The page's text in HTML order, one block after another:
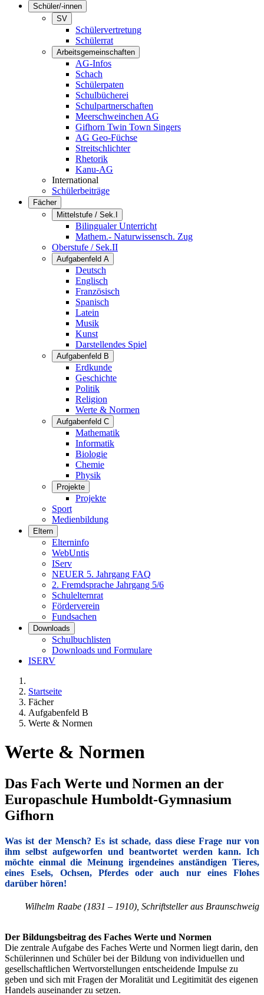
Schüler/-innen
SV
Schülervertretung
Schülerrat
Arbeitsgemeinschaften
AG-Infos
Schach
Schülerpaten
Schulbücherei
Schulpartnerschaften
Meerschweinchen AG
Gifhorn Twin Town Singers
AG Geo-Füchse
Streitschlichter
Rhetorik
Kanu-AG
International
Schülerbeiträge
Fächer
Mittelstufe / Sek.I
Bilingualer Unterricht
Mathem.- Naturwissensch. Zug
Oberstufe / Sek.II
Aufgabenfeld A
Deutsch
Englisch
Französisch
Spanisch
Latein
Musik
Kunst
Darstellendes Spiel
Aufgabenfeld B
Erdkunde
Geschichte
Politik
Religion
Werte & Normen
Aufgabenfeld C
Mathematik
Informatik
Biologie
Chemie
Physik
Projekte
Projekte
Sport
Medienbildung
Eltern
Elterninfo
WebUntis
IServ
NEUER 5. Jahrgang FAQ
2. Fremdsprache Jahrgang 5/6
Schulelternrat
Förderverein
Fundsachen
Downloads
Schulbuchlisten
Downloads und Formulare
ISERV
Startseite
Fächer
Aufgabenfeld B
Werte & Normen
Werte & Normen
Das Fach Werte und Normen an der
Europaschule Humboldt-Gymnasium
Gifhorn
Was ist der Mensch? Es ist schade, dass diese Frage nur von
ihm selbst aufgeworfen und beantwortet werden kann. Ich
möchte einmal die Meinung irgendeines anständigen Tieres,
eines Esels, Ochsen, Pferdes oder auch nur eines Flohes
darüber hören!
Wilhelm Raabe (1831 – 1910), Schriftsteller aus Braunschweig
Der Bildungsbeitrag des Faches Werte und Normen
Die zentrale Aufgabe des Faches Werte und Normen liegt darin, den
Schülerinnen und Schüler bei der Bildung von individuellen und
gesellschaftlichen Wertvorstellungen entscheidende Impulse zu
geben und sich mit Fragen der Moralität und Legitimität des eigenen
Handels auseinander zu setzen.